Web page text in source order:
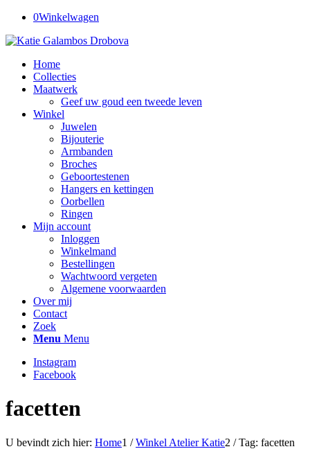
0Winkelwagen
Home
Collecties
Maatwerk
Geef uw goud een tweede leven
Winkel
Juwelen
Bijouterie
Armbanden
Broches
Geboortestenen
Hangers en kettingen
Oorbellen
Ringen
Mijn account
Inloggen
Winkelmand
Bestellingen
Wachtwoord vergeten
Algemene voorwaarden
Over mij
Contact
Zoek
Menu Menu
Instagram
Facebook
facetten
U bevindt zich hier: Home1 / Winkel Atelier Katie2 / Tag: facetten